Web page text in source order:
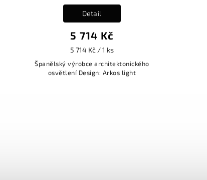
5 714 Kč
5 714 Kč / 1 ks
Detail
Španělský výrobce architektonického
osvětlení Design: Arkos light